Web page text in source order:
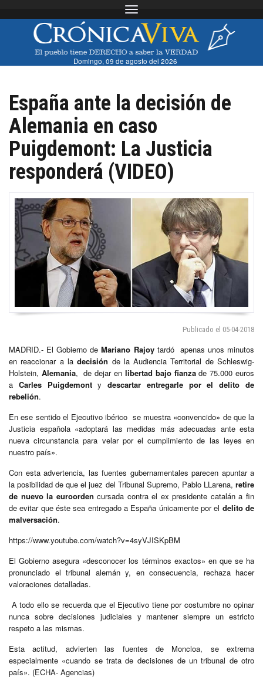
Toggle navigation
Domingo, 09 de agosto del 2026
España ante la decisión de
Alemania en caso
Puigdemont: La Justicia
responderá (VIDEO)
Publicado el 05-04-2018
MADRID.- El Gobierno de Mariano Rajoytardó apenas unos minutos
en reaccionar a ladecisión de la Audiencia Territorial de Schleswig-
Holstein, Alemania, de dejar en libertad bajo fianzade 75.000 euros
a Carles Puigdemontydescartar entregarle por el delito de
rebelión.
En ese sentido el Ejecutivo ibérico se muestra «convencido» de que la
Justicia española «adoptará las medidas más adecuadas ante esta
nueva circunstancia para velar por el cumplimiento de las leyes en
nuestro país».
Con esta advertencia, las fuentes gubernamentales parecen apuntar a
la posibilidad de que el juez del Tribunal Supremo, Pablo LLarena, retire
de nuevo la euroorden cursada contra el ex presidente catalán a fin
de evitar que éste sea entregado a España únicamente por el delito de
malversación.
https://www.youtube.com/watch?v=4syVJISKpBM
El Gobierno asegura «desconocer los términos exactos» en que se ha
pronunciado el tribunal alemán y, en consecuencia, rechaza hacer
valoraciones detalladas.
A todo ello se recuerda que el Ejecutivo tiene por costumbre no opinar
nunca sobre decisiones judiciales y mantener siempre un estricto
respeto a las mismas.
Esta actitud, advierten las fuentes de Moncloa, se extrema
especialmente «cuando se trata de decisiones de un tribunal de otro
país». (ECHA- Agencias)